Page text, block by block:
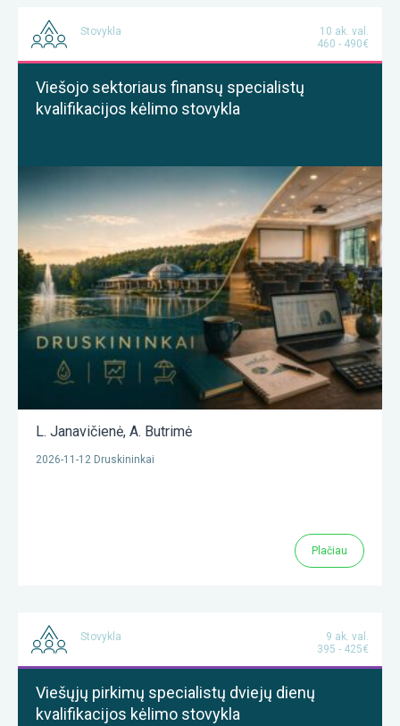
Stovykla
10 ak. val.
460 - 490€
Viešojo sektoriaus finansų specialistų
kvalifikacijos kėlimo stovykla
L. Janavičienė, A. Butrimė
2026-11-12 Druskininkai
Plačiau
Stovykla
9 ak. val.
395 - 425€
Viešųjų pirkimų specialistų dviejų dienų
kvalifikacijos kėlimo stovykla